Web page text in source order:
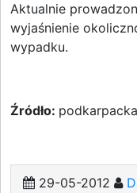
Aktualnie
wyjaśnienie
wypadku.
Źródło:
29-05-2012